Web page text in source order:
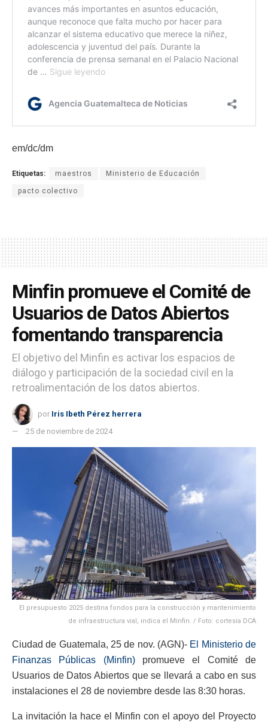
em/dc/dm
Etiquetas: maestros Ministerio de Educación
pacto colectivo
Minfin promueve el Comité de
Usuarios de Datos Abiertos
fomentando transparencia
El objetivo del Minfin es activar los espacios de
diálogo y participación de la sociedad civil en la
retroalimentación de los datos abiertos.
por Iris Ibeth Pérez herrera
25 de noviembre de 2024
El presupuesto 2025 destina fondos para la construcción y mantenimiento
de infraestructura vial, indica el Minfin. / Foto: cortesía DCA
Ciudad de Guatemala, 25 de nov. (AGN)- El Ministerio de
Finanzas Públicas (Minfin)promueve el Comité de
Usuarios de Datos Abiertos que se llevará a cabo en sus
instalaciones el 28 de noviembre desde las 8:30 horas.
La invitación la hace el Minfin con el apoyo del Proyecto